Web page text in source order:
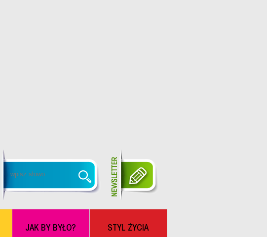
JAK BY BYŁO? STYL ŻYCIA